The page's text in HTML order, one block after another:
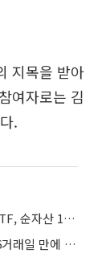
지목을 받아
여자로는 김
.
한투운용 "ACE 글로벌반도체TOP4 Plus ETF, 순자산 1조2000억 돌파"
한투운용 "미국우주테크액티브 ETF, 상장 6거래일 만에 순자산 1000억 돌파"